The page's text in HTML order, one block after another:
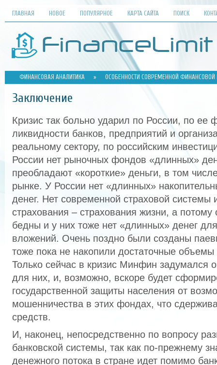
ГЛАВНАЯ НОВОЕ ПОПУЛЯРНОЕ КАРТА САЙТА ПОИСК
ФИНАНСОВАЯ АНАЛИТИКА » ОСОБЕННОСТИ СОВРЕМЕННОЙ ФИНАНСОВОЙ
Заключение
Кризис так больно ударил по России, по ее
ликвидности банков, предприятий и
реальному сектору, по российским
России нет рыночных фондов «длинных»
преобладают «короткие» деньги, в том
рынке. У России нет «длинных»
денег. Нет современной страховой системы
страхования – страхования жизни, а
бедны и у них тоже нет «длинных» денег
вложений. Очень поздно были созданы
тоже пока не накопили достаточные
Только сейчас в кризис Минфин задумался
для них, и, возможно, вскоре будет
государственной защиты населения от
мошенничества в этих фондах, что
средств.
И, наконец, непосредственно по вопросу
банковской системы, так как по-прежнему
денежного потока в стране идет помимо